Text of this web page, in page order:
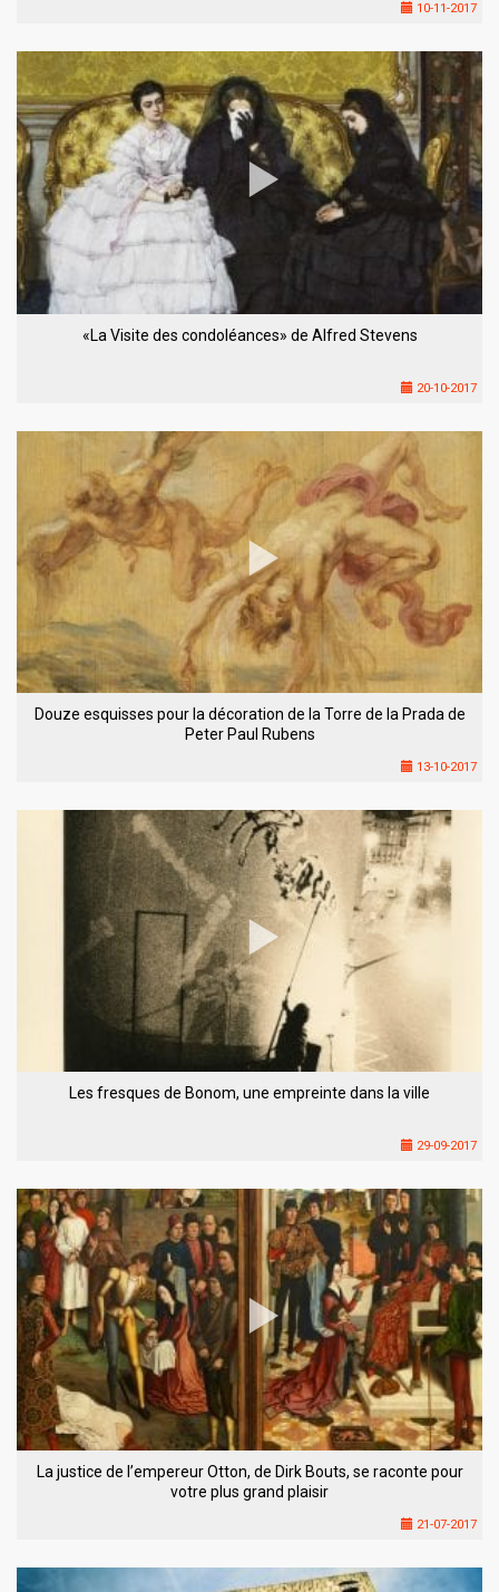
10-11-2017
«La Visite des condoléances» de Alfred Stevens
20-10-2017
Douze esquisses pour la décoration de la Torre de la Prada de
Peter Paul Rubens
13-10-2017
Les fresques de Bonom, une empreinte dans la ville
29-09-2017
La justice de l’empereur Otton, de Dirk Bouts, se raconte pour
votre plus grand plaisir
21-07-2017